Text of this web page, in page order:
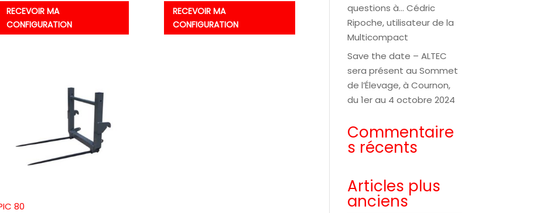
RECEVOIR MA
CONFIGURATION
RECEVOIR MA
CONFIGURATION
80
questions à… Cédric
Ripoche, utilisateur de la
Multicompact
Save the date – ALTEC
sera présent au Sommet
de l’Élevage, à Cournon,
du 1er au 4 octobre 2024
Commentaire
s récents
Articles plus
anciens